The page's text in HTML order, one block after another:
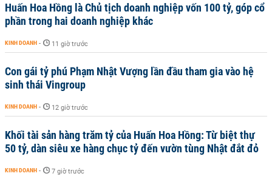
Huấn Hoa Hồng là Chủ tịch doanh nghiệp vốn 100 tỷ, góp cổ
phần trong hai doanh nghiệp khác
KINH DOANH - 11 giờ trước
Con gái tỷ phú Phạm Nhật Vượng lần đầu tham gia vào hệ
sinh thái Vingroup
KINH DOANH - 12 giờ trước
Khối tài sản hàng trăm tỷ của Huấn Hoa Hồng: Từ biệt thự
50 tỷ, dàn siêu xe hàng chục tỷ đến vườn tùng Nhật đắt đỏ
KINH DOANH - 7 giờ trước